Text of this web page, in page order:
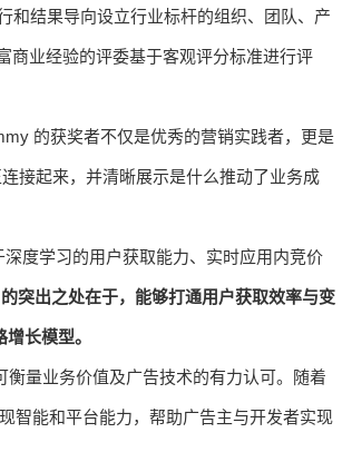
和结果导向设立行业标杆的组织、团队、产
商业经验的评委基于客观评分标准进行评
的获奖者不仅是优秀的营销实践者，更是
接起来，并清晰展示是什么推动了业务成
度学习的用户获取能力、实时应用内竞价
突出之处在于，能够打通用户获取效率与变
长模型。
衡量业务价值及广告技术的有力认可。随着
智能和平台能力，帮助广告主与开发者实现